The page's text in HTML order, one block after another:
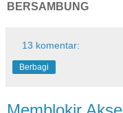
BERSAMBUNG
13 komentar:
Berbagi